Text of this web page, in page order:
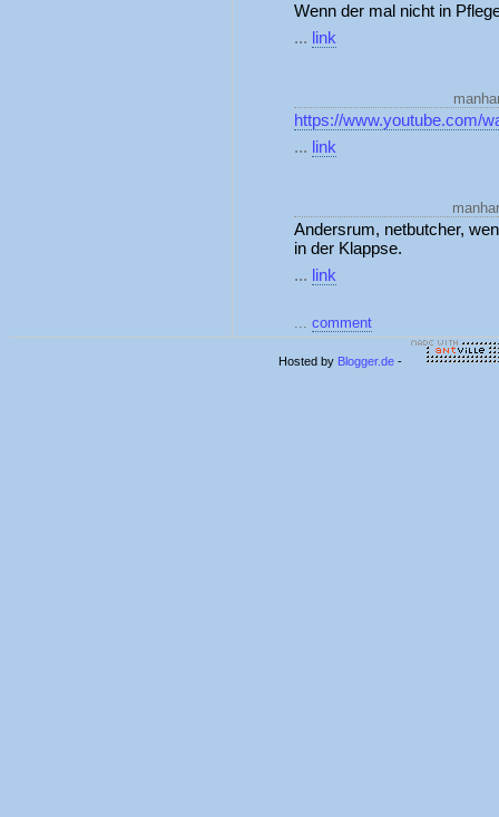
Wenn der mal nicht in
... link
https://www.youtube.com/
... link
Andersrum, netbutcher,
in der Klappse.
... link
... comment
Hosted by Blogger.de -